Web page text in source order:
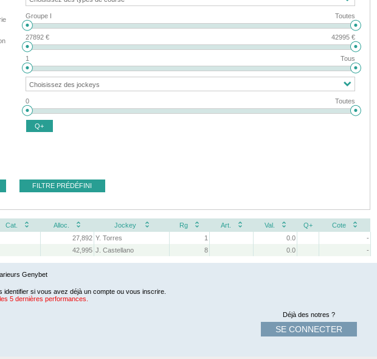
Groupe I Toutes
27892 € 42995 €
1 Tous
0 Toutes
Q+
FILTRE PRÉDÉFINI
Cat. Alloc. Jockey Rg Art. Val. Q+
Cote
27,892 Y. Torres 1 0.0
-
42,995 J. Castellano 8 0.0 -
Genybet
si vous avez déjà un compte ou vous inscrire.
5 dernières performances.
Déjà des notres ?
SE CONNECTER